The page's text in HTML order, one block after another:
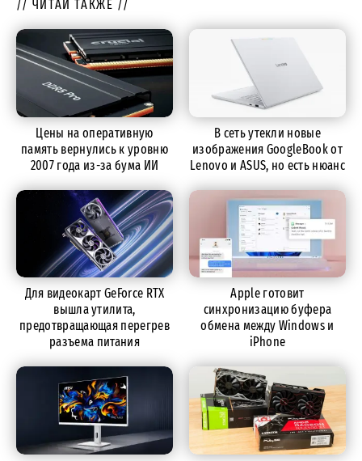
// ЧИТАЙ ТАКЖЕ //
Цены на оперативную
память вернулись к уровню
2007 года из-за бума ИИ
В сеть утекли новые
изображения GoogleBook от
Lenovo и ASUS, но есть нюанс
Для видеокарт GeForce RTX
вышла утилита,
предотвращающая перегрев
разъема питания
Apple готовит
синхронизацию буфера
обмена между Windows и
iPhone